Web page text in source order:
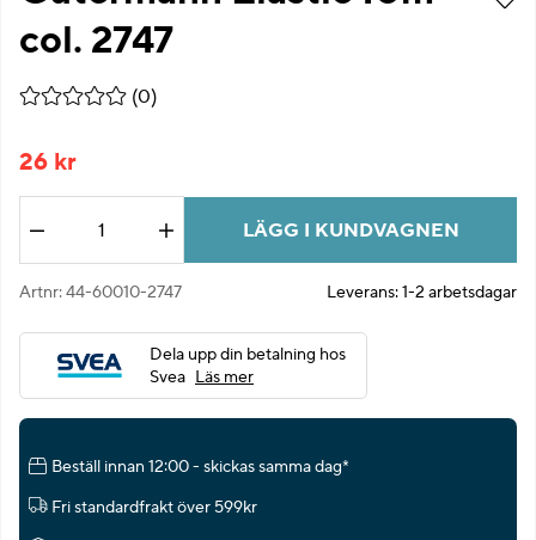
col. 2747
Medelbetyg 0 av 5 Antal betyg 0
(0)
26 kr
LÄGG I KUNDVAGNEN
Artnr:44-60010-2747 Leverans:1-2 arbetsdagar
Dela upp din betalning hos
Svea Läs mer
Beställ innan 12:00 - skickas samma dag*
Fri standardfrakt över 599kr